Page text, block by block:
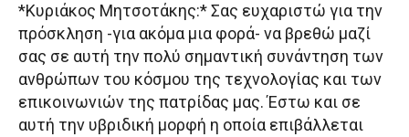
*Κυριάκος Μητσοτάκης:* Σας ευχαριστώ για την
πρόσκληση -για ακόμα μια φορά- να βρεθώ μαζί
σας σε αυτή την πολύ σημαντική συνάντηση των
ανθρώπων του κόσμου της τεχνολογίας και των
επικοινωνιών της πατρίδας μας. Έστω και σε
αυτή την υβριδική μορφή η οποία επιβάλλεται